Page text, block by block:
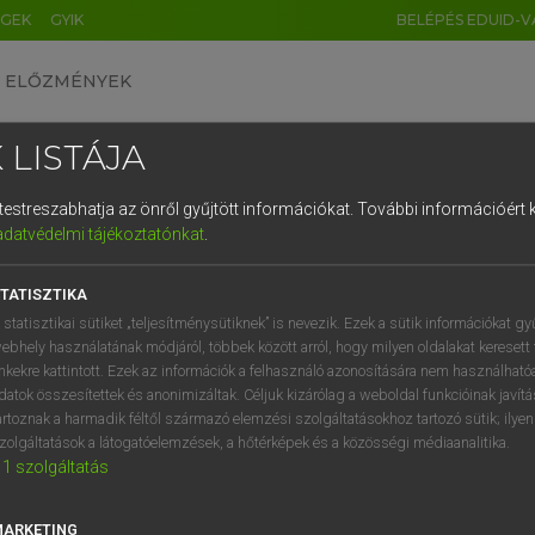
GYIK BELÉPÉS EDUID-
ELŐZMÉNYEK
szótár
VAN ELŐFIZETÉSED?
megtekintéséhez.
LISTÁJA
az önről gyűjtött információkat. További információért
tájékoztatónkat.
statisztikai sütiket „teljesítménysütiknek” is nevezik. Ezek a sütik információkat
használatának módjáról, többek között arról, hogy milyen oldalakat keresett
kattintott. Ezek az információk a felhasználó azonosítására nem
összesítettek és anonimizáltak. Céljuk kizárólag a weboldal funkcióinak
a harmadik féltől származó elemzési szolgáltatásokhoz tartozó sütik;
a látogatóelemzések, a hőtérképek és a közösségi médiaanalitika.
1 szolgáltatás
DE CN FR ES IT NL
1 2 3 4 5 6 7 8 9
q w e r t z u i
a s d f g h j k l é
í y x c v b n m , .